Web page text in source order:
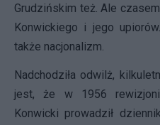
Grudzińskim też. Ale
Konwickiego i jego
także nacjonalizm.
Nadchodziła odwilż,
jest, że w 1956
Konwicki prowadził